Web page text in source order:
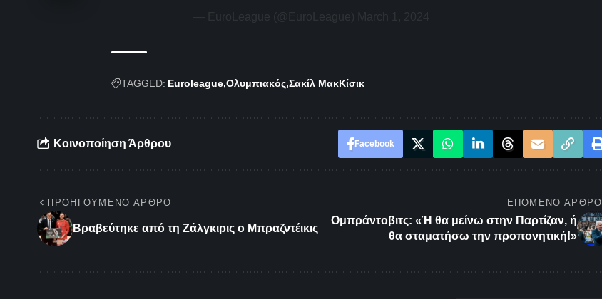
TAGGED: Euroleague Ολυμπιακός Σακίλ ΜακΚίσικ
Κοινοποίηση Άρθρου Facebook
ΠΡΟΗΓΟΎΜΕΝΟ ΆΡΘΡΟ
Βραβεύτηκε από τη Ζάλγκιρις ο Μπραζντέικις
ΕΠΌΜΕΝΟ ΆΡΘΡΟ
Ομπράντοβιτς: «Ή θα μείνω στην Παρτίζαν, ή
θα σταματήσω την προπονητική!»